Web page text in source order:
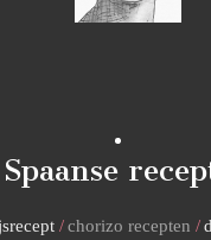
Spaanse
chorizo recepten